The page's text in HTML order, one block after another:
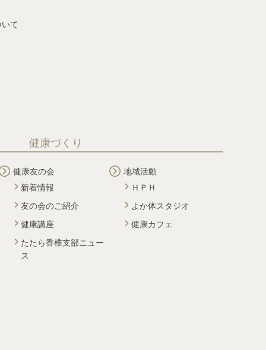
て
健康づくり
健康友の会
新着情報
友の会のご紹介
健康講座
たたら香椎支部ニュー
ス
地域活動
ＨＰＨ
よか体スタジオ
健康カフェ